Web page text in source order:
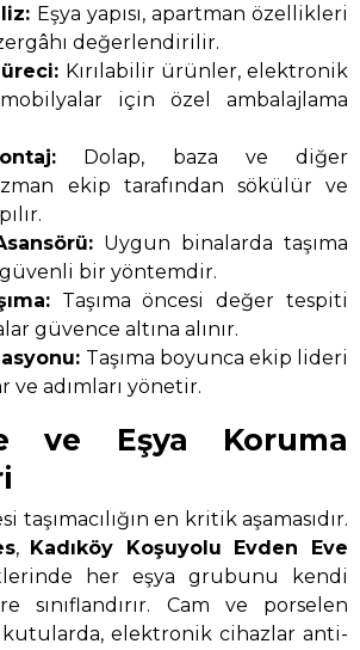
Eşya yapısı, apartman özellikleri
değerlendirilir.
Kırılabilir ürünler, elektronik
için özel ambalajlama
Dolap, baza ve diğer
ekip tarafından sökülür ve
Uygun binalarda taşıma
güvenli bir yöntemdir.
Taşıma öncesi değer tespiti
güvence altına alınır.
Taşıma boyunca ekip lideri
ve adımları yönetir.
ve Eşya Koruma
taşımacılığın en kritik aşamasıdır.
,
Kadıköy Koşuyolu Evden Eve
her eşya grubunu kendi
sınıflandırır. Cam ve porselen
elektronik cihazlar anti-